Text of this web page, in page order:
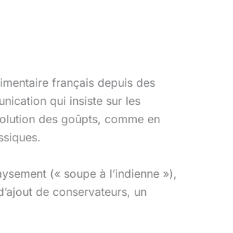
français depuis des
qui insiste sur les
des goûpts, comme en
(« soupe à l’indienne »),
de conservateurs, un